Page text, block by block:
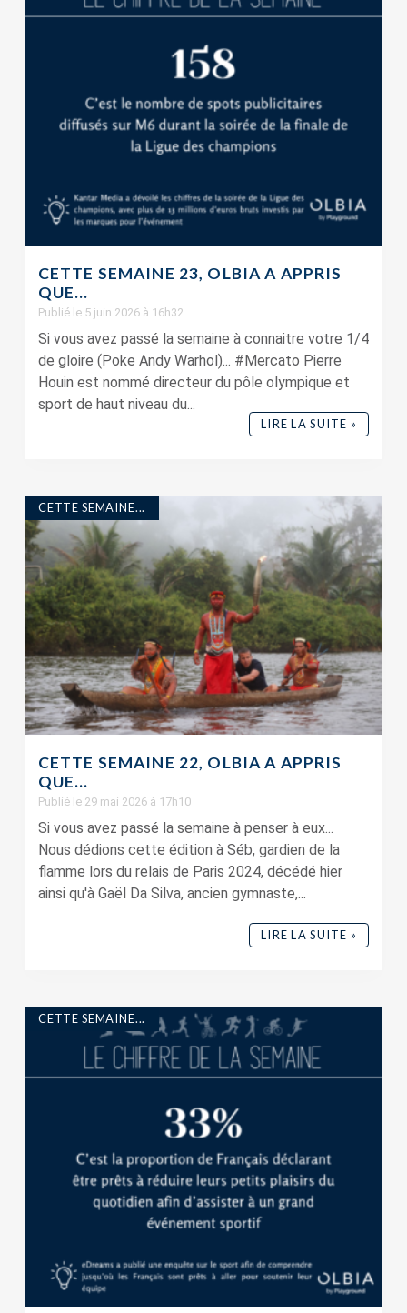
CETTE SEMAINE 23, OLBIA A APPRIS
QUE…
Publié le 5 juin 2026 à 16h32
Si vous avez passé la semaine à connaitre votre 1/4
de gloire (Poke Andy Warhol)... #Mercato Pierre
Houin est nommé directeur du pôle olympique et
sport de haut niveau du...
LIRE LA SUITE »
CETTE SEMAINE...
CETTE SEMAINE 22, OLBIA A APPRIS
QUE…
Publié le 29 mai 2026 à 17h10
Si vous avez passé la semaine à penser à eux...
Nous dédions cette édition à Séb, gardien de la
flamme lors du relais de Paris 2024, décédé hier
ainsi qu'à Gaël Da Silva, ancien gymnaste,...
LIRE LA SUITE »
CETTE SEMAINE...